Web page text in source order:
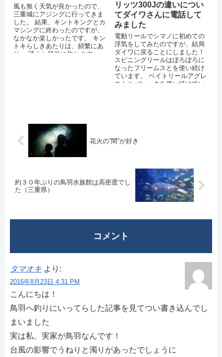
風も無く天気が良かったので、
三重城にアジングに行ってきま
した。 結果、キントキングとカ
マシングに終わったのですが、
なかなか楽しかったです。 キン
トキらしきあたりは、頻繁にあ
り、 誘うと簡単に釣れます。
リッツ300Jの違いについ
てダイワさんに電話して
みました
電動リールでシマノに初めての
浮気をしてみたのですが、結局
ダイワに戻ることにしました！
スピニングリールはぼろぼろに
なったフリームスとを使い続け
ています。 ベイトリールアグレ
ストとバレッタを使い続けてい
花火の”間”が好き
約３０年ぶりの鳥羽水族館は高密度でし
た（三重県）
コメント
タマオキ より:
2016年8月23日 4:31 PM
こんにちは！
鳥羽へ釣りにいってらした記事を見てつい書き込んでし
まいました
実は私、実家が鳥羽なんです！
台風の影響でうねりと濁りがあったでしょうに